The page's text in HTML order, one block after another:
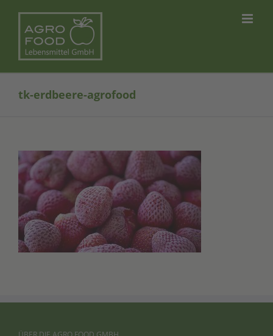
content
tk-erdbeere-agrofood